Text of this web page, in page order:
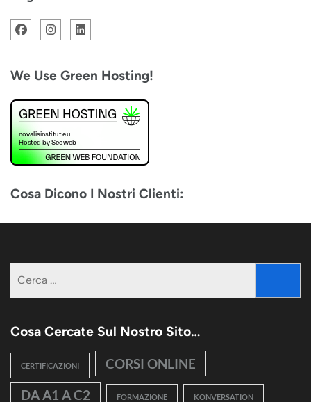
We Use Green Hosting!
Cosa Dicono I Nostri Clienti:
per:
Cosa Cercate Sul Nostro Sito…
CERTIFICAZIONI
CORSI ONLINE
DA A1 A C2
FORMAZIONE KONVERSATION